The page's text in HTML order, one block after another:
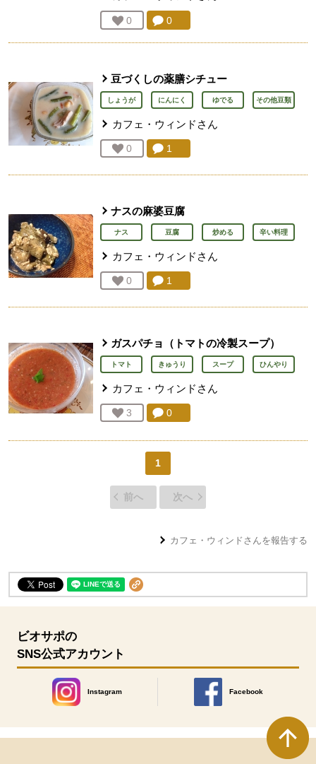
お気に入り登録：
0 人が登録コメント：
0
豆づくしの薬膳シチュー
しょうが にんにく ゆでる その他豆類
カフェ・ウィンド さん
お気に入り登録：
0 人が登録コメント：
1
ナスの麻婆豆腐
ナス 豆腐 炒める 辛い料理
カフェ・ウィンド さん
お気に入り登録：
0 人が登録コメント：
1
ガスパチョ（トマトの冷製スープ）
トマト きゅうり スープ ひんやり
カフェ・ウィンド さん
お気に入り登録：
3 人が登録コメント：
0
1
前へ 次へ
カフェ・ウィンド さんを報告する
ビオサポの
SNS公式アカウント
Instagram
別のウィンドウで開きます。
Facebook
別のウィンドウで開きます